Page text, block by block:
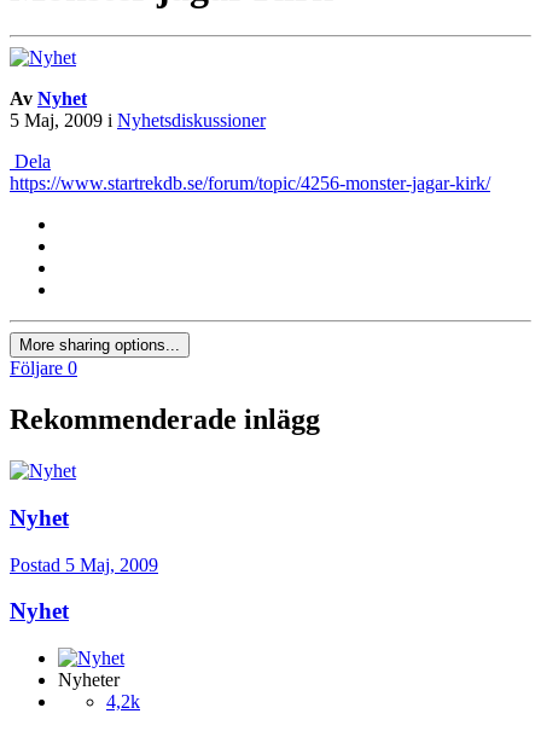
Av Nyhet
5 Maj, 2009 i Nyhetsdiskussioner
Dela
https://www.startrekdb.se/forum/topic/4256-monster-jagar-kirk/
More sharing options...
Följare 0
Rekommenderade inlägg
Nyhet
Postad 5 Maj, 2009
Nyhet
Nyheter
4,2k